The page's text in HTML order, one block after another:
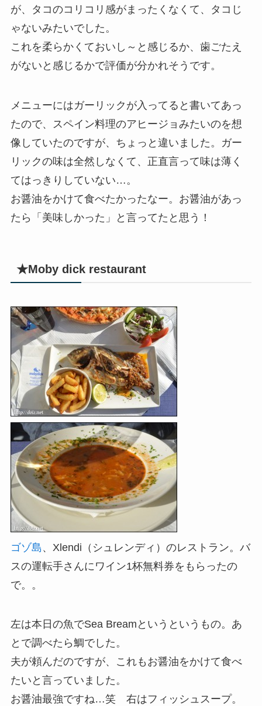
が、タコのコリコリ感がまったくなくて、タコじ
ゃないみたいでした。
これを柔らかくておいし～と感じるか、歯ごたえ
がないと感じるかで評価が分かれそうです。
メニューにはガーリックが入ってると書いてあっ
たので、スペイン料理のアヒージョみたいのを想
像していたのですが、ちょっと違いました。ガー
リックの味は全然しなくて、正直言って味は薄く
てはっきりしていない…。
お醤油をかけて食べたかったなー。お醤油があっ
たら「美味しかった」と言ってたと思う！
★Moby dick restaurant
ゴゾ島 、Xlendi（シュレンディ）のレストラン。バ
スの運転手さんにワイン1杯無料券をもらったの
で。。
左は本日の魚でSea Breamというというもの。あ
とで調べたら鯛でした。
夫が頼んだのですが、これもお醤油をかけて食べ
たいと言っていました。
お醤油最強ですね…笑 右はフィッシュスープ。